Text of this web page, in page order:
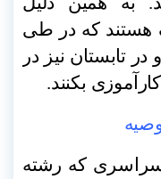
هستند که در طی
و در تابستان نیز در
بکنند.
سراسری که رشته